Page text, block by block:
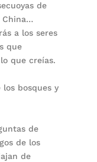
de
China…
a los seres
que
que creías.
bosques y
de
de los
de